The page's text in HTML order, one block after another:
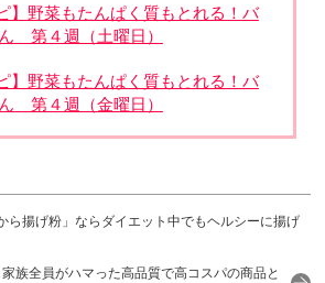
】野菜もたんぱく質もとれる！バ
第４週（土曜日）
】野菜もたんぱく質もとれる！バ
第４週（金曜日）
ら揚げ粉」ならダイエット中でもヘルシーに揚げ
族全員がハマった高品質で高コスパの商品と